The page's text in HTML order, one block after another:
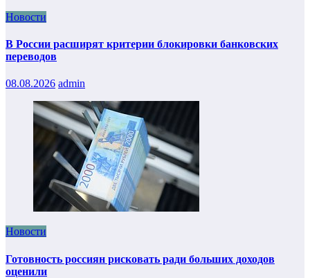
Новости
В России расширят критерии блокировки банковских
переводов
08.08.2026 admin
Новости
Готовность россиян рисковать ради больших доходов
оценили